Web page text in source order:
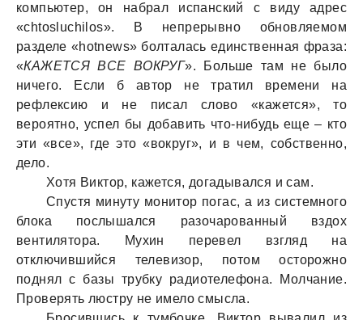
компьютер, он набрал испанский с виду адрес
«chtosluchilos». В непрерывно обновляемом
разделе «hotnews» болталась единственная фраза:
«КАЖЕТСЯ ВСЕ ВОКРУГ». Больше там не было
ничего. Если б автор не тратил времени на
рефлексию и не писал слово «кажется», то
вероятно, успел бы добавить что-нибудь еще – кто
эти «все», где это «вокруг», и в чем, собственно,
дело.
Хотя Виктор, кажется, догадывался и сам.
Спустя минуту монитор погас, а из системного
блока послышался разочарованный вздох
вентилятора. Мухин перевел взгляд на
отключившийся телевизор, потом осторожно
поднял с базы трубку радиотелефона. Молчание.
Проверять люстру не имело смысла.